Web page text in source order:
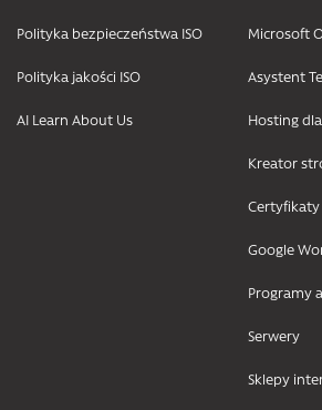
Polityka bezpieczeństwa ISO
Polityka jakości ISO
AI Learn About Us
Microsoft
Asystent
Hosting
Kreator
Certyfikaty
Google
Programy
Serwery
Sklepy